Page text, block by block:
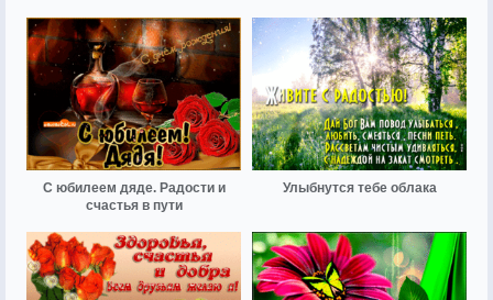
С юбилеем дяде. Радости и
счастья в пути
Улыбнутся тебе облака